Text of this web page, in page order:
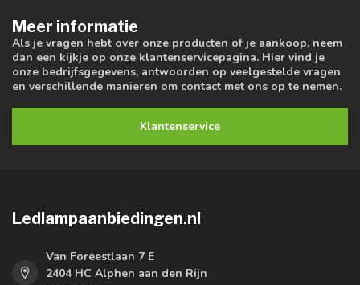
Meer informatie
Als je vragen hebt over onze producten of je aankoop, neem
dan een kijkje op onze klantenservicepagina. Hier vind je
onze bedrijfsgegevens, antwoorden op veelgestelde vragen
en verschillende manieren om contact met ons op te nemen.
Klantenservice
Ledlampaanbiedingen.nl
Van Foreestlaan 7 E
2404 HC Alphen aan den Rijn